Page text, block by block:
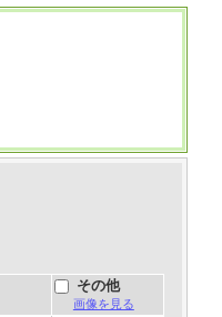
その他
画像を見る